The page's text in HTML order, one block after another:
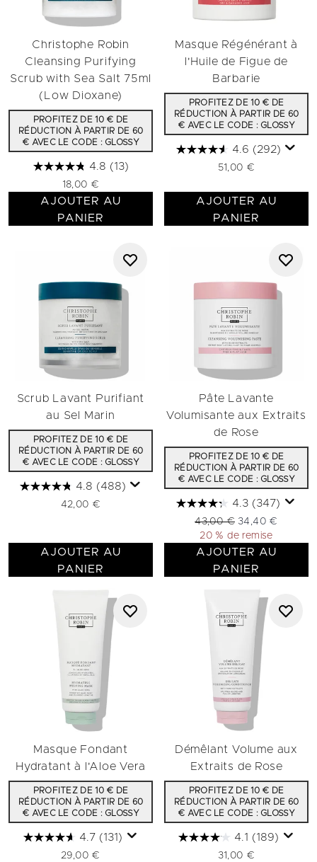
Christophe Robin
Cleansing Purifying
Scrub with Sea Salt 75ml
(Low Dioxane)
PROFITEZ DE 10 € DE
RÉDUCTION À PARTIR DE 60
€ AVEC LE CODE : GLOSSY
4.8 (13)
18,00 €
AJOUTER AU
PANIER
Masque Régénérant à
l'Huile de Figue de
Barbarie
PROFITEZ DE 10 € DE
RÉDUCTION À PARTIR DE 60
€ AVEC LE CODE : GLOSSY
4.6 (292)
51,00 €
AJOUTER AU
PANIER
Scrub Lavant Purifiant
au Sel Marin
PROFITEZ DE 10 € DE
RÉDUCTION À PARTIR DE 60
€ AVEC LE CODE : GLOSSY
4.8 (488)
42,00 €
AJOUTER AU
PANIER
Pâte Lavante
Volumisante aux Extraits
de Rose
PROFITEZ DE 10 € DE
RÉDUCTION À PARTIR DE 60
€ AVEC LE CODE : GLOSSY
4.3 (347)
Prix de vente :
43,00 € Prix ​​actuel :
34,40 €
20 % de remise
AJOUTER AU
PANIER
Masque Fondant
Hydratant à l'Aloe Vera
PROFITEZ DE 10 € DE
RÉDUCTION À PARTIR DE 60
€ AVEC LE CODE : GLOSSY
4.7 (131)
29,00 €
Démêlant Volume aux
Extraits de Rose
PROFITEZ DE 10 € DE
RÉDUCTION À PARTIR DE 60
€ AVEC LE CODE : GLOSSY
4.1 (189)
31,00 €